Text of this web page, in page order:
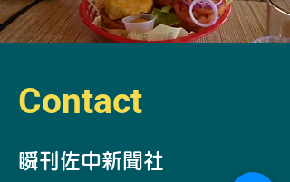
Contact
​瞬刊佐中新聞社